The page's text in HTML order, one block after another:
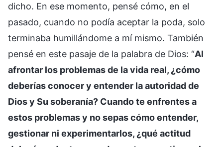
dicho. En ese momento, pensé cómo, en el
pasado, cuando no podía aceptar la poda, solo
terminaba humillándome a mí mismo. También
pensé en este pasaje de la palabra de Dios: “Al
afrontar los problemas de la vida real, ¿cómo
deberías conocer y entender la autoridad de
Dios y Su soberanía? Cuando te enfrentes a
estos problemas y no sepas cómo entender,
gestionar ni experimentarlos, ¿qué actitud